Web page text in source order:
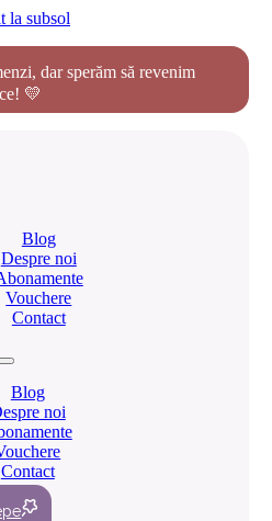
la subsol
dar sperăm să revenim
💛
Blog
Despre noi
Vouchere
Contact
Blog
noi
Contact